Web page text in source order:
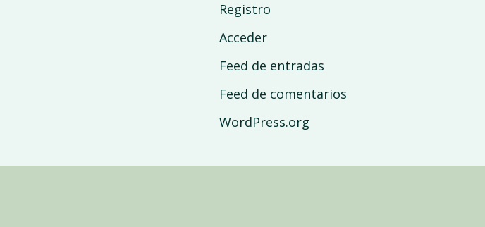
Registro
Acceder
Feed de entradas
Feed de comentarios
WordPress.org